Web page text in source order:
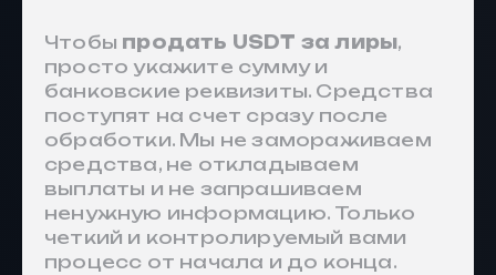
Чтобы продать USDT за лиры,
просто укажите сумму и
банковские реквизиты. Средства
поступят на счет сразу после
обработки. Мы не замораживаем
средства, не откладываем
выплаты и не запрашиваем
ненужную информацию. Только
четкий и контролируемый вами
процесс от начала и до конца.